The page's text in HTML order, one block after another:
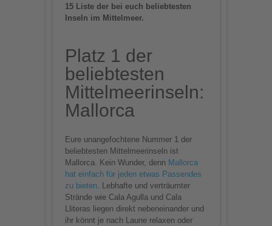
15 Liste der bei euch beliebtesten
Inseln im Mittelmeer.
Platz 1 der
beliebtesten
Mittelmeerinseln:
Mallorca
Eure unangefochtene Nummer 1 der
beliebtesten Mittelmeerinseln ist
Mallorca. Kein Wunder, denn Mallorca
hat einfach für jeden etwas Passendes
zu bieten. Lebhafte und verträumter
Strände wie Cala Agulla und Cala
Lliteras liegen direkt nebeneinander und
ihr könnt je nach Laune relaxen oder